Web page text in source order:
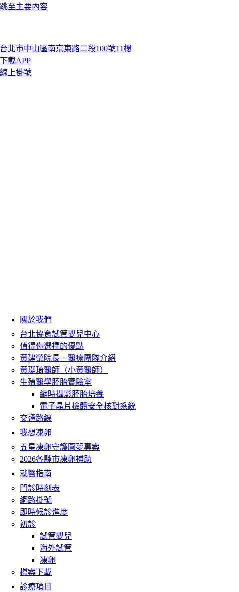
跳至主要內容
台北市中山區南京東路二段100號11樓
下載APP
線上掛號
關於我們
台北協育試管嬰兒中心
值得你選擇的優點
黃建榮院長－醫療團隊介紹
黃珽琦醫師（小黃醫師）
生殖醫學胚胎實驗室
縮時攝影胚胎培養
電子晶片檢體安全核對系統
交通路線
我想凍卵
五星凍卵守護圓夢專案
2026各縣市凍卵補助
就醫指南
門診時刻表
網路掛號
即時候診進度
初診
試管嬰兒
海外試管
凍卵
檔案下載
診療項目